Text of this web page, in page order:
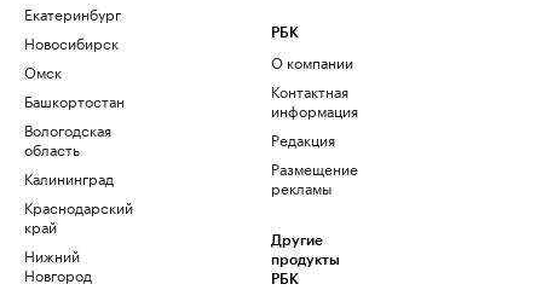
Екатеринбург
Новосибирск
Омск
Башкортостан
Вологодская
область
Калининград
Краснодарский
край
Нижний
Новгород
РБК
О компании
Контактная
информация
Редакция
Размещение
рекламы
Другие
продукты
РБК